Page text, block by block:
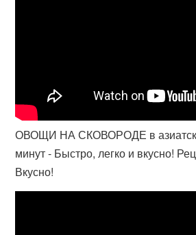
ОВОЩИ НА СКОВОРОДЕ в
минут - Быстро, легко и вкусно!
Вкусно!